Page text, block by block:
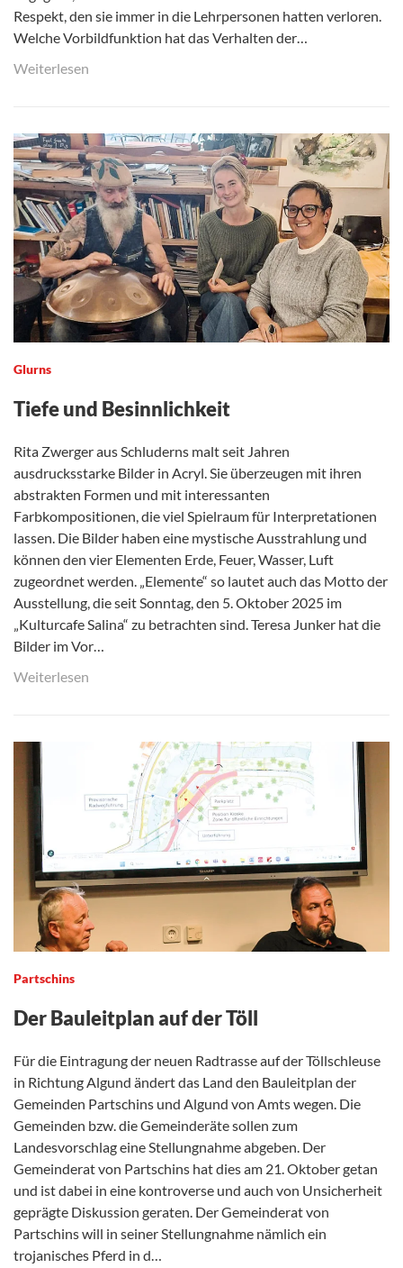
Respekt, den sie immer in die Lehrpersonen hatten verloren.
Welche Vorbildfunktion hat das Verhalten der…
Weiterlesen
Glurns
Tiefe und Besinnlichkeit
Rita Zwerger aus Schluderns malt seit Jahren
ausdrucksstarke Bilder in Acryl. Sie überzeugen mit ihren
abstrakten Formen und mit interessanten
Farbkompositionen, die viel Spielraum für Interpretationen
lassen. Die Bilder haben eine mystische Ausstrahlung und
können den vier Elementen Erde, Feuer, Wasser, Luft
zugeordnet werden. „Elemente“ so lautet auch das Motto der
Ausstellung, die seit Sonntag, den 5. Oktober 2025 im
„Kulturcafe Salina“ zu betrachten sind. Teresa Junker hat die
Bilder im Vor…
Weiterlesen
Partschins
Der Bauleitplan auf der Töll
Für die Eintragung der neuen Radtrasse auf der Töllschleuse
in Richtung Algund ändert das Land den Bauleitplan der
Gemeinden Partschins und Algund von Amts wegen. Die
Gemeinden bzw. die Gemeinderäte sollen zum
Landesvorschlag eine Stellungnahme abgeben. Der
Gemeinderat von Partschins hat dies am 21. Oktober getan
und ist dabei in eine kontroverse und auch von Unsicherheit
geprägte Diskussion geraten. Der Gemeinderat von
Partschins will in seiner Stellungnahme nämlich ein
trojanisches Pferd in d…